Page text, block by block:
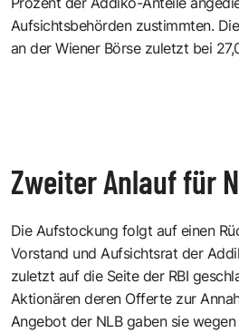
Aufsichtsbehörden zustimmten.
an der Wiener Börse zuletzt bei
Zweiter Anlauf für
Die Aufstockung folgt auf einen
Vorstand und Aufsichtsrat der
zuletzt auf die Seite der RBI
Aktionären deren Offerte zur
Angebot der NLB gaben sie